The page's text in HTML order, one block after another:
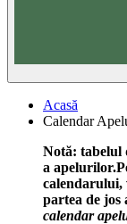
Acasă
Calendar
Notă: tabelul
a
calendarului,
partea de jos
calendar